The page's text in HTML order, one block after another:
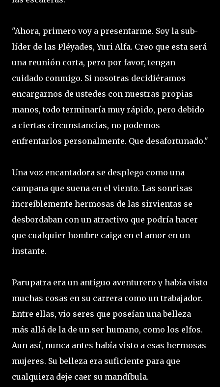
"Ahora, primero voy a presentarme. Soy la sub-
líder de las Pléyades, Yuri Alfa. Creo que esta será
una reunión corta, pero por favor, tengan
cuidado conmigo. Si nosotras decidiéramos
encargarnos de ustedes con nuestras propias
manos, todo terminaría muy rápido, pero debido
a ciertas circunstancias, no podemos
enfrentarlos personalmente. Que desafortunado."
Una voz encantadora se desplego como una
campana que suena en el viento. Las sonrisas
increíblemente hermosas de las sirvientas se
desbordaban con un atractivo que podría hacer
que cualquier hombre caiga en el amor en un
instante.
Parupatra era un antiguo aventurero y había visto
muchas cosas en su carrera como un trabajador.
Entre ellas, vio seres que poseían una belleza
más allá de la de un ser humano, como los elfos.
Aun así, nunca antes había visto a esas hermosas
mujeres. Su belleza era suficiente para que
cualquiera deje caer su mandíbula.